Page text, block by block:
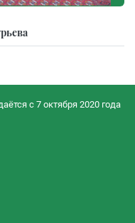
с 7 октября 2020 года